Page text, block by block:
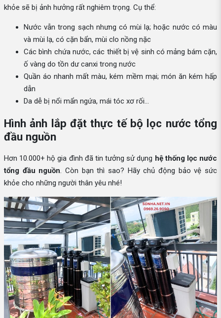
khỏe sẽ bị ảnh hưởng rất nghiêm trọng. Cụ thể:
Nước vẫn trong sạch nhưng có mùi lạ; hoặc nước có màu
và mùi lạ, có cặn bẩn, mùi clo nồng nặc
Các bình chứa nước, các thiết bị vệ sinh có mảng bám cặn,
ố vàng do tồn dư canxi trong nước
Quần áo nhanh mất màu, kém mềm mại; món ăn kém hấp
dẫn
Da dễ bị nổi mẩn ngứa, mái tóc xơ rối...
Hình ảnh lắp đặt thực tế bộ lọc nước tổng
đầu nguồn
Hơn 10.000+ hộ gia đình đã tin tưởng sử dụng hệ thống lọc nước
tổng đầu nguồn. Còn bạn thì sao? Hãy chủ động bảo vệ sức
khỏe cho những người thân yêu nhé!